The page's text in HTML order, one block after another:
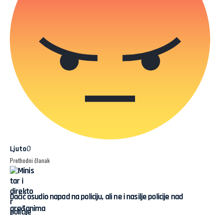
Ljuto0
Prethodni članak
Dačić osudio napad na policiju, ali ne i nasilje policije nad
građanima